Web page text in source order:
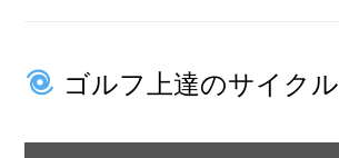
ゴルフ上達のサイクル